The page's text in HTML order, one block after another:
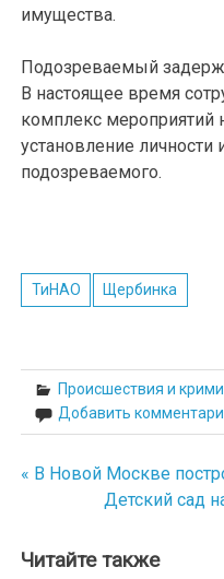
имущества.
Подозреваемый
В настоящее время
комплекс мероприятий
установление
подозреваемого.
ТиНАО Щербинка
Происшествия и
Добавить
Навигация
записям
« В Новой Москве
Детский сад
Читайте также